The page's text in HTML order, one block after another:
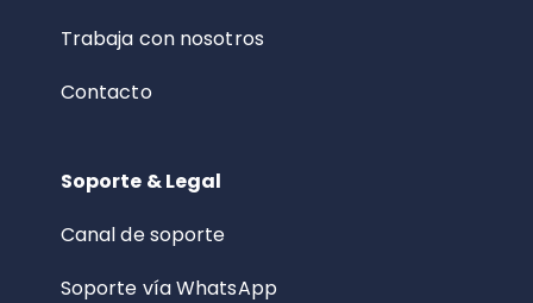
Trabaja con nosotros
Contacto
Soporte & Legal
Canal de soporte
Soporte vía WhatsApp